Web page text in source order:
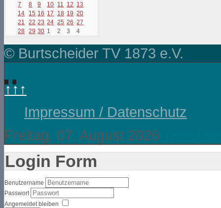
7
8 9 10 11 12 13
14
15 16 17 18 19 20
21
22 23 24 25 26 27
28 29 30 1 2 3 4
© Burtscheider TV 1873 e.V.
↑↑↑
Impressum / Datenschutz
Freitag, 07. August 2026
Login Form
Benutzername
Passwort
Angemeldet bleiben